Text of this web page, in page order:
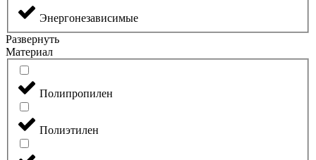
Энергонезависимые
Развернуть
Материал
Полипропилен
Полиэтилен